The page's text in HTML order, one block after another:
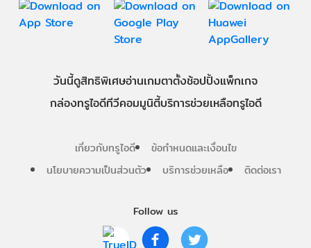
Follow us
วันนี้ดูสิทธิพิเศษอ่านเกมตาตั้งช้อปปิ้งแพ็กเกจ
กล่องทรูไอดีทีวีคอมมูนิตี้บริการช่วยเหลือทรูไอดี
เกี่ยวกับทรูไอดี
ข้อกำหนดและเงื่อนไข
นโยบายความเป็นส่วนตัว
บริการช่วยเหลือ ติดต่อเรา